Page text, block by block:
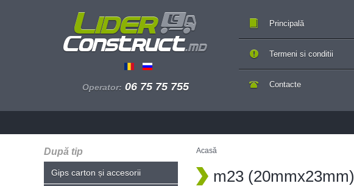
Operator: 06 75 75 755
Principală
Contacte
Termeni si conditii
După tip
Gips carton și accesorii
Acasă
m23 (20mmx23mm)